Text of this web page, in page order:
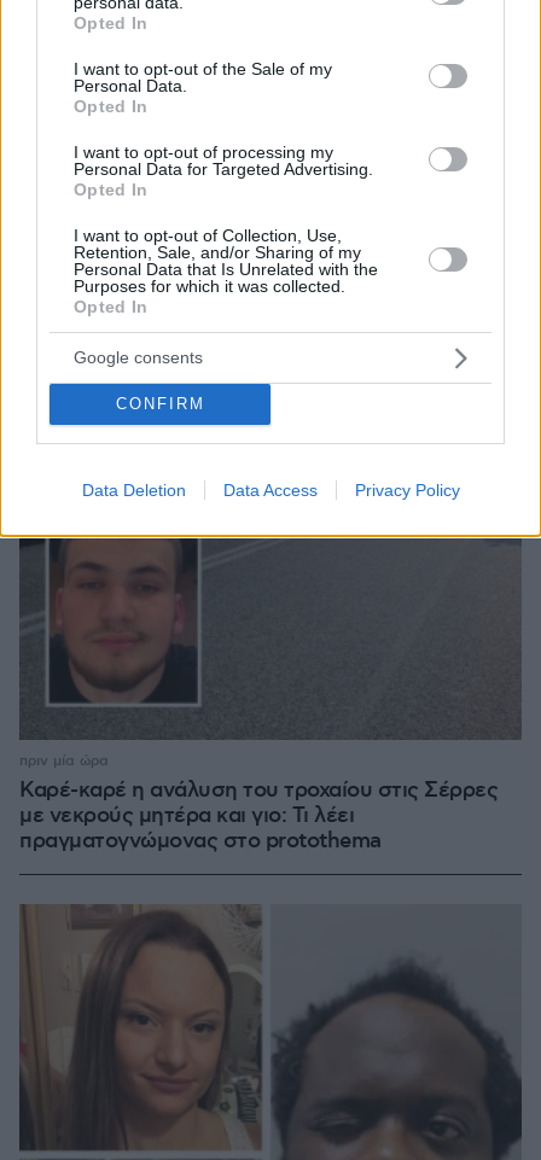
grant or deny consent to Google and its third-party tags to
use your data for below specified purposes in below Google
consent section.
Opted In
I want to opt-out of the Sale of my
Personal Data.
Opted In
I want to opt-out of processing my
Personal Data for Targeted Advertising.
Opted In
I want to opt-out of Collection, Use,
Retention, Sale, and/or Sharing of my
Personal Data that Is Unrelated with the
Purposes for which it was collected.
Opted In
Google consents
CONFIRM
Data Deletion Data Access Privacy Policy
«Πόσα θέλεις για το κορίτσι;»: Τουρίστας στην
Κρήτη ζητά... τιμή για να ασελγήσει σε ανήλικη, τι
καταγγέλλει ο ιδιοκτήτης επιχείρησης
07.08.2026, 18:22
Καρέ-καρέ η ανάλυση του τροχαίου στις Σέρρες
με νεκρούς μητέρα και γιο: Τι λέει
πραγματογνώμονας στο protothema
πριν μία ώρα